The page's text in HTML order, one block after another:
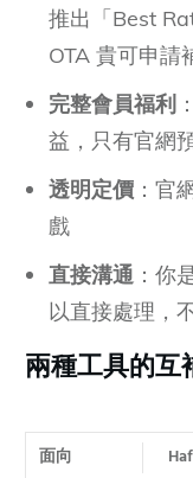
推出「Best
OTA 貴可申請
完整會員福利
益，只有官網
透明定價 ：官
戲
直接溝通 ：你
以直接處理，
兩種工具的互
面向